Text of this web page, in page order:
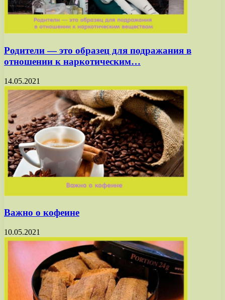
Родители — это образец для подражания в
отношении к наркотическим…
14.05.2021
Важно о кофеине
10.05.2021